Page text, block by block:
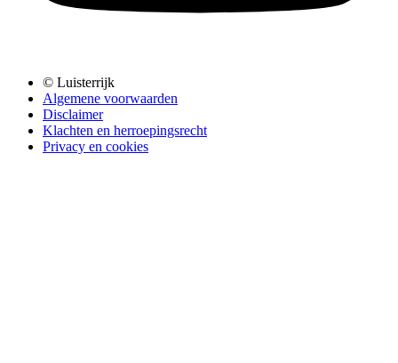
© Luisterrijk
Algemene voorwaarden
Disclaimer
Klachten en herroepingsrecht
Privacy en cookies